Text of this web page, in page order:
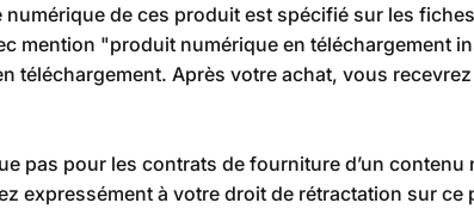
de ces produit est spécifié sur les
mention "produit numérique en téléchargement
téléchargement. Après votre achat, vous
pas pour les contrats de fourniture d’un
expressément à votre droit de rétractation sur